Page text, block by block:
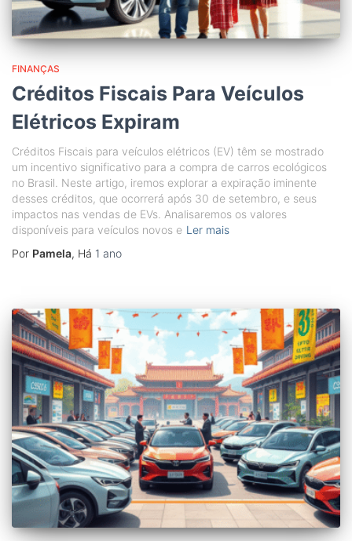
FINANÇAS
Créditos Fiscais Para Veículos
Elétricos Expiram
Créditos Fiscais para veículos elétricos (EV) têm se mostrado
um incentivo significativo para a compra de carros ecológicos
no Brasil. Neste artigo, iremos explorar a expiração iminente
desses créditos, que ocorrerá após 30 de setembro, e seus
impactos nas vendas de EVs. Analisaremos os valores
disponíveis para veículos novos e Ler mais
Por Pamela, Há 1 ano